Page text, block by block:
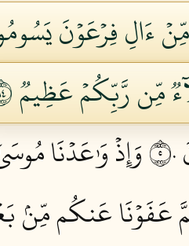
ءَالِ فِرۡعَوۡنَ
مِّن رَّبِّكُمۡ عَظِيمٞ ٤٩
وَإِذۡ وَٰعَدۡنَا
عَفَوۡنَا عَنكُم مِّنۢ